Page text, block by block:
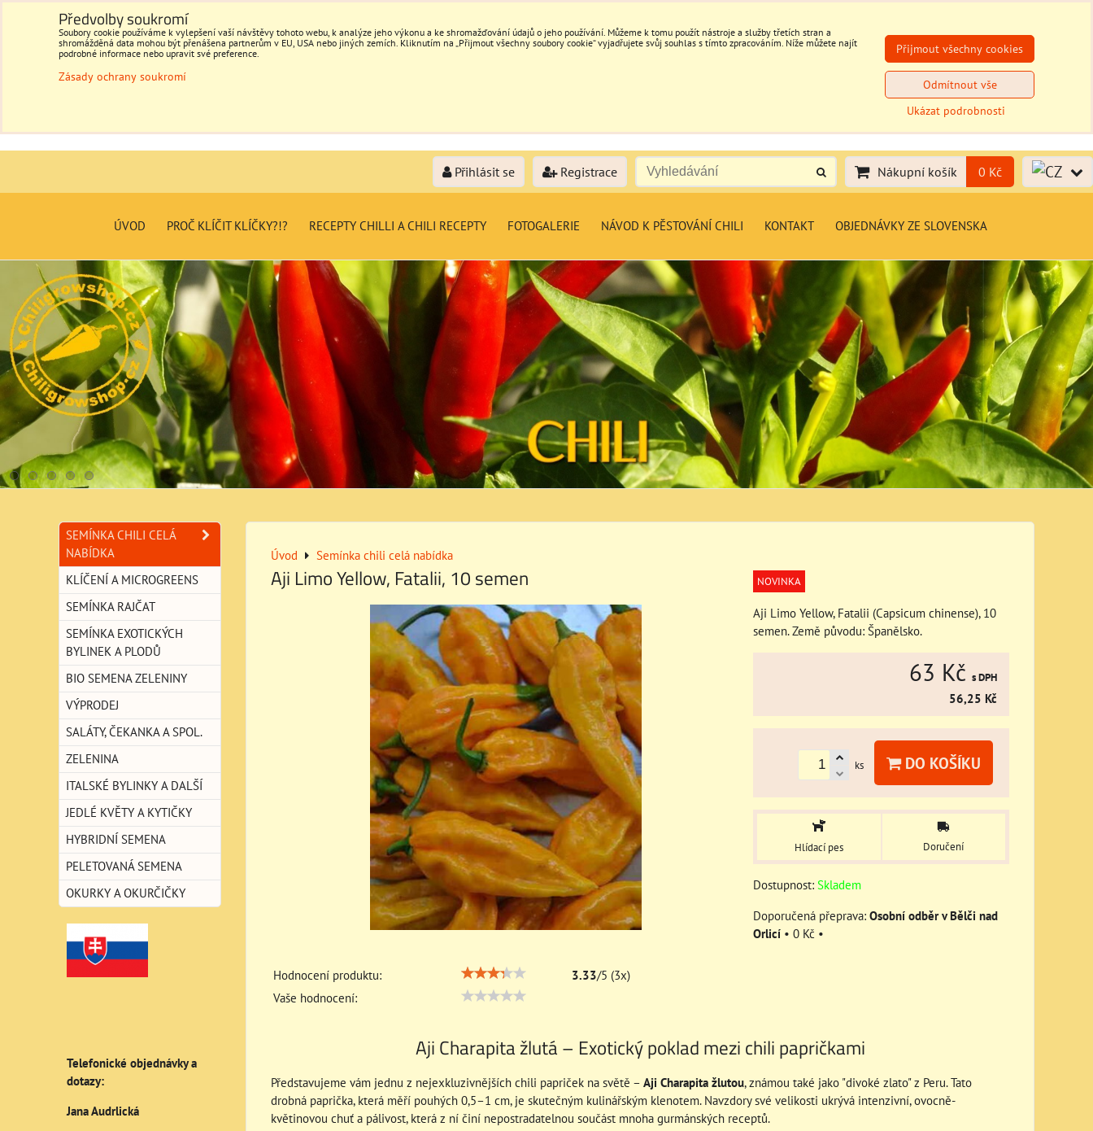
Přihlásit se Registrace Nákupní košík 0 Kč
ÚVOD PROČ KLÍČIT KLÍČKY?!? RECEPTY CHILLI A CHILI RECEPTY FOTOGALERIE NÁVOD K PĚSTOVÁNÍ CHILI KONTAKT OBJEDNÁVKY ZE SLOVENSKA
Úvod Semínka chili celá nabídka
Aji Limo Yellow, Fatalii, 10 semen
Hodnocení produktu: 3.33/5 (3x)
Vaše hodnocení:
NOVINKA
Aji Limo Yellow, Fatalii (Capsicum chinense), 10
semen. Země původu: Španělsko.
63 Kč s DPH
56,25 Kč
ks DO KOŠÍKU
Hlídací pes Doručení
Dostupnost: Skladem
Osobní odběr v Bělči nad
Orlicí • 0 Kč •
Aji Charapita žlutá – Exotický poklad mezi chili papričkami
Představujeme vám jednu z nejexkluzivnějších chili papriček na světě – Aji Charapita žlutou, známou také jako "divoké zlato" z Peru. Tato
drobná paprička, která měří pouhých 0,5–1 cm, je skutečným kulinářským klenotem. Navzdory své velikosti ukrývá intenzivní, ovocně-
květinovou chuť a pálivost, která z ní činí nepostradatelnou součást mnoha gurmánských receptů.
SEMÍNKA CHILI CELÁ
NABÍDKA
KLÍČENÍ A MICROGREENS
SEMÍNKA RAJČAT
SEMÍNKA EXOTICKÝCH
BYLINEK A PLODŮ
BIO SEMENA ZELENINY
VÝPRODEJ
SALÁTY, ČEKANKA A SPOL.
ZELENINA
ITALSKÉ BYLINKY A DALŠÍ
JEDLÉ KVĚTY A KYTIČKY
HYBRIDNÍ SEMENA
PELETOVANÁ SEMENA
OKURKY A OKURČIČKY
Telefonické objednávky a
dotazy:
Jana Audrlická
Předvolby soukromí
Soubory cookie používáme k vylepšení vaší návštěvy tohoto webu, k analýze jeho výkonu a ke shromažďování údajů o jeho používání. Můžeme k tomu použít nástroje a služby třetích stran a
shromážděná data mohou být přenášena partnerům v EU, USA nebo jiných zemích. Kliknutím na „Přijmout všechny soubory cookie“ vyjadřujete svůj souhlas s tímto zpracováním. Níže můžete najít
podrobné informace nebo upravit své preference.
Zásady ochrany soukromí
Ukázat podrobnosti
Přijmout všechny cookies
Odmítnout vše